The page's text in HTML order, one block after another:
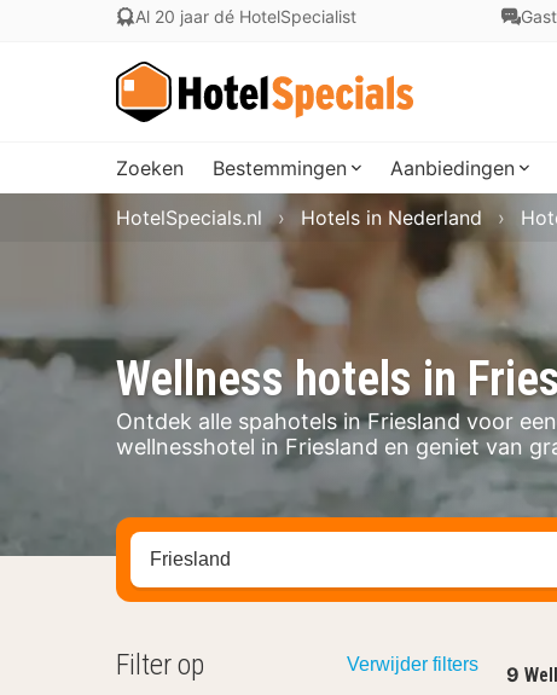
Al 20 jaar dé HotelSpecialist
Zoeken Bestemmingen Aanbiedingen
Wellness hotels in
Ontdek alle spahotels in Friesland voor
wellnesshotel in Friesland en geniet van
HotelSpecials.nl Hotels in Nederland
Zoek op hotel, regio of stad
9
Filter op Verwijder filters